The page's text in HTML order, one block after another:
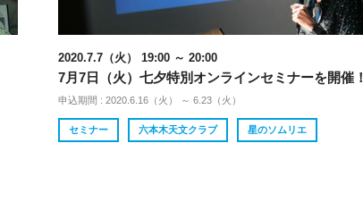
2020.7.7（火） 19:00 ～ 20:00
7月7日（火）七夕特別オンラインセミナーを開催！
申込期間 : 2020.6.16（火） ～ 6.23（火）
セミナー 六本木天文クラブ 星のソムリエ